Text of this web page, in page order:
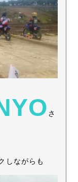
さ
しながらも